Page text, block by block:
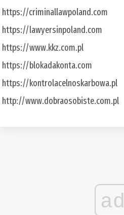
https://criminallawpoland.com
https://lawyersinpoland.com
https://www.kkz.com.pl
https://blokadakonta.com
https://kontrolacelnoskarbowa.pl
http://www.dobraosobiste.com.pl
ad